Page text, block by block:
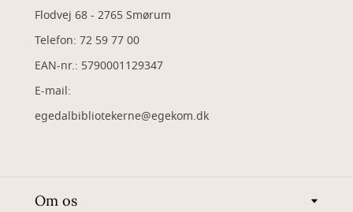
Flodvej 68 - 2765 Smørum
Telefon: 72 59 77 00
EAN-nr.: 5790001129347
​E-mail:
egedalbibliotekerne@egekom.dk
Om os